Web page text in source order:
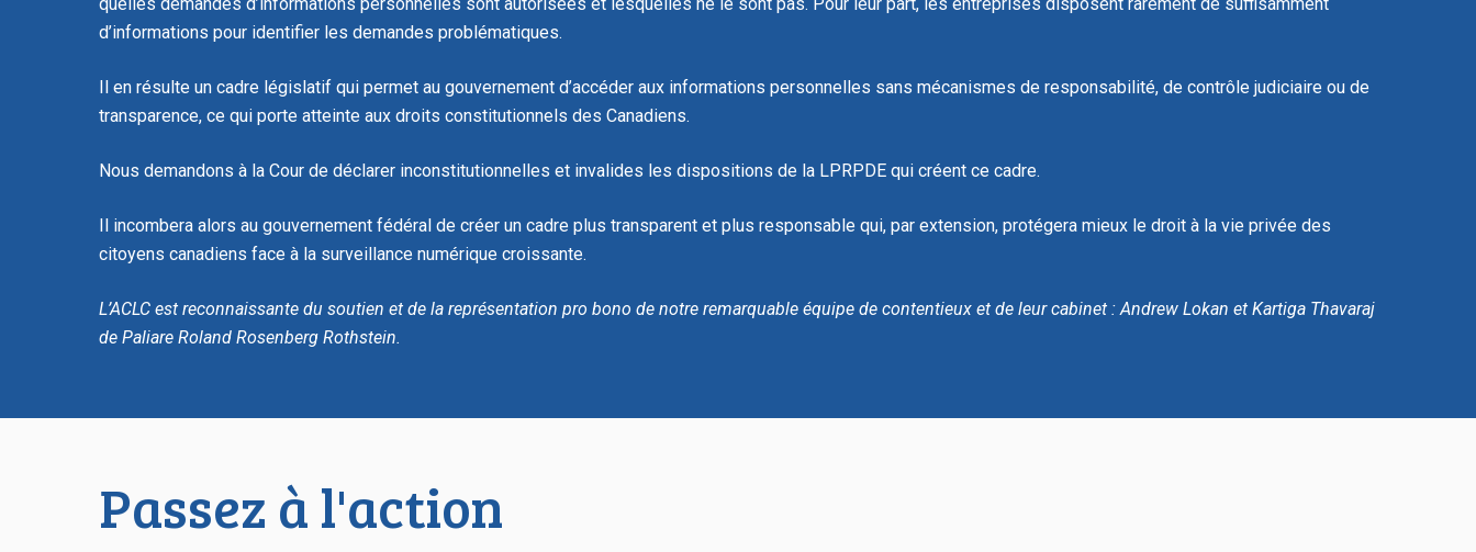
d’informations pour identifier les demandes problématiques.
Il en résulte un cadre législatif qui permet au gouvernement d’accéder aux informations personnelles sans mécanismes de responsabilité, de contrôle judiciaire ou de
transparence, ce qui porte atteinte aux droits constitutionnels des Canadiens.
Nous demandons à la Cour de déclarer inconstitutionnelles et invalides les dispositions de la LPRPDE qui créent ce cadre.
Il incombera alors au gouvernement fédéral de créer un cadre plus transparent et plus responsable qui, par extension, protégera mieux le droit à la vie privée des
citoyens canadiens face à la surveillance numérique croissante.
L’ACLC est reconnaissante du soutien et de la représentation pro bono de notre remarquable équipe de contentieux et de leur cabinet : Andrew Lokan et Kartiga Thavaraj
de Paliare Roland Rosenberg Rothstein.
Passez à l'action